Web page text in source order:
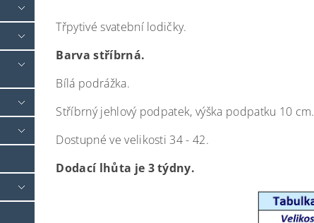
Třpytivé svatební lodičky.
Barva stříbrná.
Bílá podrážka.
Stříbrný jehlový podpatek, výška podpatku 10 cm.
Dostupné ve velikosti 34 - 42.
Dodací lhůta je 3 týdny.